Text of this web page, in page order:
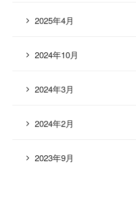
2025年4月
2024年10月
2024年3月
2024年2月
2023年9月